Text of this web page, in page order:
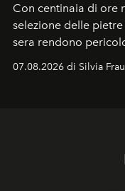
Con centinaia di ore
selezione delle
sera rendono
07.08.2026 di Silvia Frau